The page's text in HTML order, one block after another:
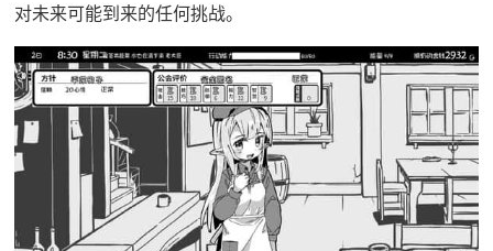
对未来可能到来的任何挑战。